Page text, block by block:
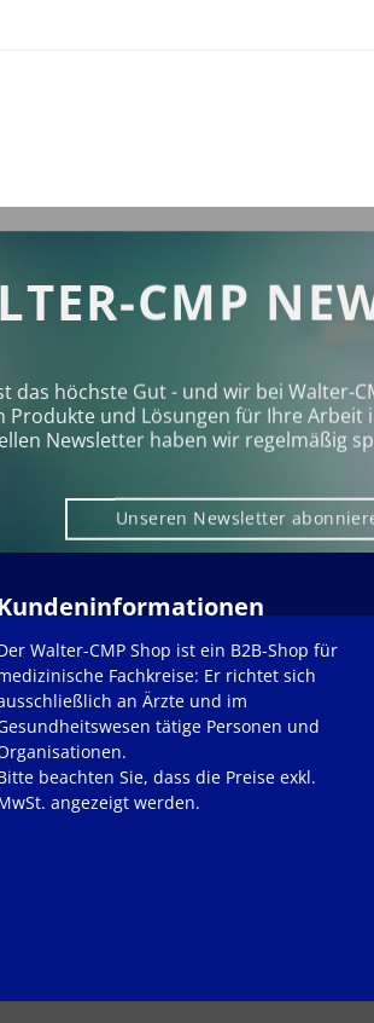
CMP
das höchste Gut - und wir bei
Produkte und Lösungen für Ihre Arbeit
Newsletter haben wir regelmäßig
Unseren Newsletter
Walter-CMP Shop ist ein B2B-Shop für
Fachkreise: Er richtet sich
an Ärzte und im
tätige Personen und
beachten Sie, dass die Preise exkl.
angezeigt werden.